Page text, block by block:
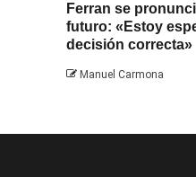
Ferran se
futuro: «Estoy
decisión correcta»
Manuel Carmona